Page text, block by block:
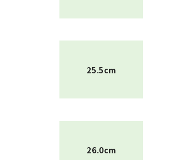
25.5cm
26.0cm